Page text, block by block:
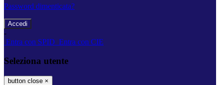
Password dimenticata?
-
Entra con SPID Entra con CIE
Seleziona utente
button close ×